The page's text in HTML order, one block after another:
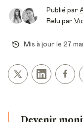
Publié par
Relu par
Mis à jour le 27
Devenir